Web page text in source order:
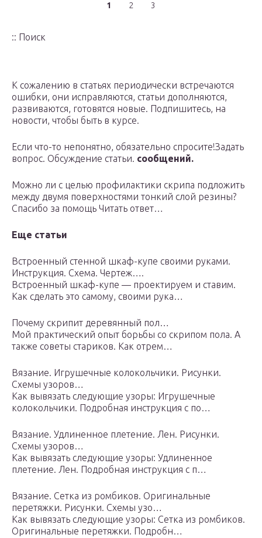
1 2 3
:: Поиск
К сожалению в статьях периодически встречаются
ошибки, они исправляются, статьи дополняются,
развиваются, готовятся новые. Подпишитесь, на
новости, чтобы быть в курсе.
Если что-то непонятно, обязательно спросите!Задать
вопрос. Обсуждение статьи. сообщений.
Можно ли с целью профилактики скрипа подложить
между двумя поверхностями тонкий слой резины?
Спасибо за помощь Читать ответ…
Еще статьи
Встроенный стенной шкаф-купе своими руками.
Инструкция. Схема. Чертеж….
Встроенный шкаф-купе — проектируем и ставим.
Как сделать это самому, своими рука…
Почему скрипит деревянный пол…
Мой практический опыт борьбы со скрипом пола. А
также советы стариков. Как отрем…
Вязание. Игрушечные колокольчики. Рисунки.
Схемы узоров…
Как вывязать следующие узоры: Игрушечные
колокольчики. Подробная инструкция с по…
Вязание. Удлиненное плетение. Лен. Рисунки.
Схемы узоров…
Как вывязать следующие узоры: Удлиненное
плетение. Лен. Подробная инструкция с п…
Вязание. Сетка из ромбиков. Оригинальные
перетяжки. Рисунки. Схемы узо…
Как вывязать следующие узоры: Сетка из ромбиков.
Оригинальные перетяжки. Подробн…